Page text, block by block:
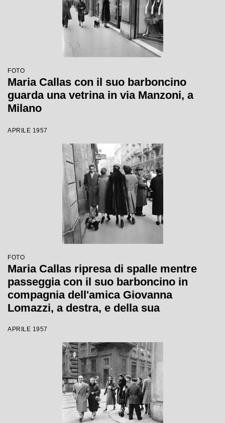
FOTO
Maria Callas con il suo barboncino
guarda una vetrina in via Manzoni, a
Milano
APRILE 1957
FOTO
Maria Callas ripresa di spalle mentre
passeggia con il suo barboncino in
compagnia dell'amica Giovanna
Lomazzi, a destra, e della sua
APRILE 1957